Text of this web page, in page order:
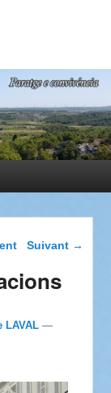
Convivència
dans les
Suivant →
LAVAL —